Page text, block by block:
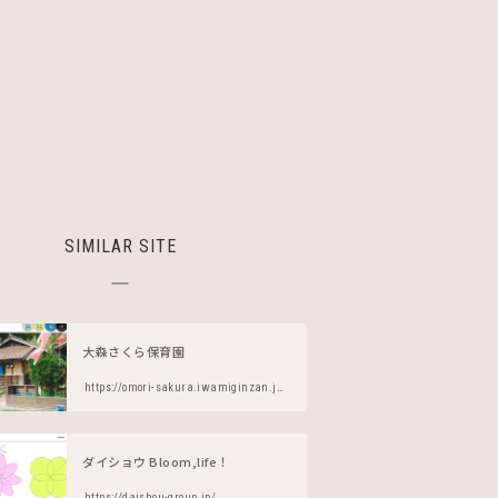
SIMILAR SITE
大森さくら保育園
https://omori-sakura.iwamiginzan.jp/
ダイショウ Bloom,life！